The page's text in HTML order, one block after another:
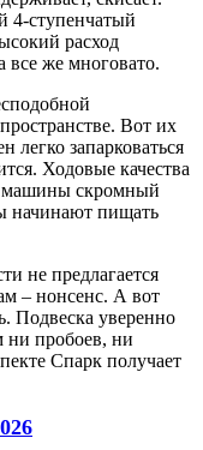
4-ступенчатый
расход
все же многовато.
Вот их
легко запарковаться
Ходовые качества
машины скромный
начинают пищать
не предлагается
– нонсенс. А вот
Подвеска уверенно
ни пробоев, ни
Спарк получает